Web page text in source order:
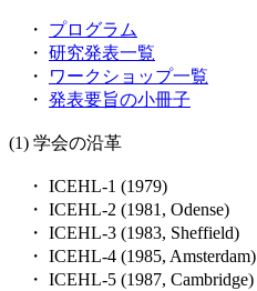
・ プログラム
・ 研究発表一覧
・
ワークショップ一覧
・ 発表要旨の小冊子
(1) 学会の沿革
・ ICEHL-1 (1979)
・ ICEHL-2 (1981, Odense)
・ ICEHL-3 (1983, Sheffield)
・ ICEHL-4 (1985, Amsterdam)
・ ICEHL-5 (1987, Cambridge)